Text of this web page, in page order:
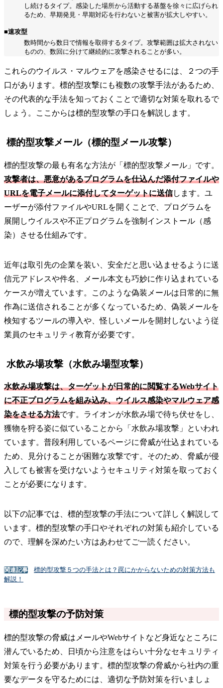
し続けるタイプ。感染した場所から活動する基盤を徐々に広げられ
るため、早期発見・早期対応を行わないと被害が拡大しやすい。
■速攻型
数時間から数日で情報を取得するタイプ。攻撃範囲は拡大されない
ものの、数回に分けて継続的に攻撃されることが多い。
これらのウイルス・マルウェアを感染させるには、２つの手
口があります。標的型攻撃にも複数の攻撃手法があるため、
その代表的な手法を知っておくことで適切な対策を取れるで
しょう。ここからは標的型攻撃の手口を解説します。
標的型攻撃メール（標的型メール攻撃）
標的型攻撃の最も有名な方法が「標的型攻撃メール」です。
攻撃者は、悪意があるプログラムを仕込んだ添付ファイルや
URLを電子メールに添付してターゲットに送信します。ユ
ーザーが添付ファイルやURLを開くことで、プログラムを
展開しウイルスや不正プログラムを強制インストール（感
染）させる仕組みです。
近年は取引先の企業を装い、安全だと思い込ませるように送
信元アドレスや件名、メール本文も巧妙に作り込まれている
ケースが増えています。このような偽装メールは日常的に無
作為に送信されることが多くなっているため、偽装メールを
検知するツールの導入や、怪しいメールを開封しないよう従
業員のセキュリティ教育が必要です。
水飲み場攻撃（水飲み場型攻撃）
水飲み場攻撃は、ターゲットが日常的に閲覧するWebサイト
に不正プログラムを組み込み、ウイルス感染やマルウェア感
染をさせる方法です。ライオンが水飲み場で待ち伏せをし、
獲物を狩る姿に似ていることから「水飲み場攻撃」といわれ
ています。普段利用しているページに脅威が仕込まれている
ため、見分けることが困難な攻撃です。そのため、脅威が侵
入しても被害を受けないようセキュリティ対策を取っておく
ことが必要になります。
以下の記事では、標的型攻撃の手法について詳しく解説して
います。標的型攻撃の手口やそれぞれの対策も紹介している
ので、理解を深めたい方はあわせてご一読ください。
関連記事
標的型攻撃５つの手法とは？罠にかからないための対策方法も
解説！
標的型攻撃の予防対策
標的型攻撃の脅威はメールやWebサイトなど身近なところに
潜んでいるため、日頃から注意をはらい十分なセキュリティ
対策を行う必要があります。標的型攻撃の脅威から社内の重
要なデータを守るためには、適切な予防対策を行いましょ